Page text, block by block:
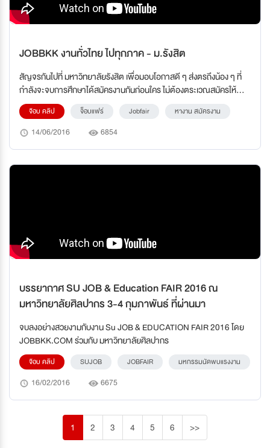
JOBBKK งานทั่วไทย ไปทุกภาค - ม.รังสิต
สัญจรกันไปที่ มหาวิทยาลัยรังสิต เพื่อมอบโอกาสดี ๆ ส่งตรถึงน้อง ๆ ที่
กำลังจะจบการศึกษาได้สมัครงานกันก่อนใค­ร ไม่ต้องตระเวณสมัครให้
เหนื่อย ภายในงานยังมีกิจกรรมรับฟังการบรยยายจากวิ­ทยากรชื่อดัง ถึง
วิธีรับมือ เตรียมตัวสมัคร เพื่อเข้าสู่โหมดการทำงานอย่างเต็มตัว
จ๊อบ คลิป จ็อบแฟร์ Jobfair หางาน สมัครงาน
14/06/2016 6854
บรรยากาศ SU JOB & Education FAIR 2016 ณ
มหาวิทยาลัยศิลปากร 3-4 กุมภาพันธ์ ที่ผ่านมา
จบลงอย่างสวยงามกับงาน Su JOB & EDUCATION FAIR 2016 โดย
JOBBKK.COM ร่วมกับ มหาวิทยาลัยศิลปากร
จ๊อบ คลิป SUJOB JOBFAIR มหกรรมนัดพบแรงงาน
16/02/2016 6675
1 2 3 4 5 6 >>